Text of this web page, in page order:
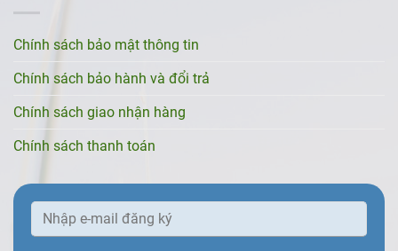
Chính sách bảo mật thông tin
Chính sách bảo hành và đổi trả
Chính sách giao nhận hàng
Chính sách thanh toán